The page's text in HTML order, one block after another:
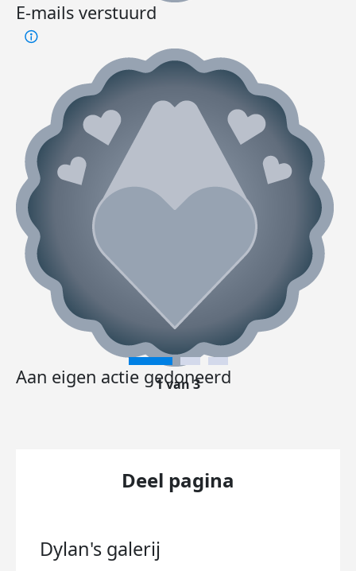
E-mails verstuurd
Aan eigen actie gedoneerd
1 van 3
Deel pagina
Dylan's galerij